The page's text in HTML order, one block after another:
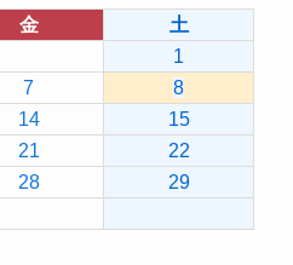
金
土
1
7
8
14
15
21
22
28
29